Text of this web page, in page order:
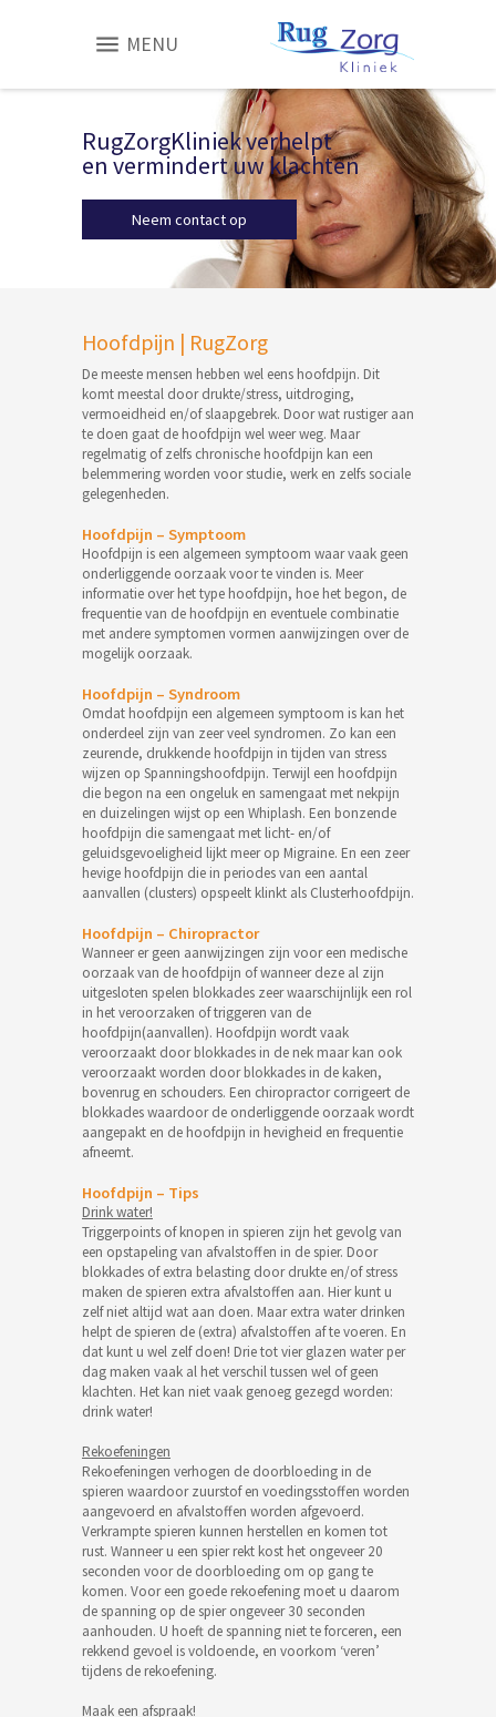
MENU
RugZorgKliniek verhelpt
en vermindert uw klachten
Neem contact op
Hoofdpijn | RugZorg
De meeste mensen hebben wel eens hoofdpijn. Dit
komt meestal door drukte/stress, uitdroging,
vermoeidheid en/of slaapgebrek. Door wat rustiger aan
te doen gaat de hoofdpijn wel weer weg. Maar
regelmatig of zelfs chronische hoofdpijn kan een
belemmering worden voor studie, werk en zelfs sociale
gelegenheden.
Hoofdpijn – Symptoom
Hoofdpijn is een algemeen symptoom waar vaak geen
onderliggende oorzaak voor te vinden is. Meer
informatie over het type hoofdpijn, hoe het begon, de
frequentie van de hoofdpijn en eventuele combinatie
met andere symptomen vormen aanwijzingen over de
mogelijk oorzaak.
Hoofdpijn – Syndroom
Omdat hoofdpijn een algemeen symptoom is kan het
onderdeel zijn van zeer veel syndromen. Zo kan een
zeurende, drukkende hoofdpijn in tijden van stress
wijzen op Spanningshoofdpijn. Terwijl een hoofdpijn
die begon na een ongeluk en samengaat met nekpijn
en duizelingen wijst op een Whiplash. Een bonzende
hoofdpijn die samengaat met licht- en/of
geluidsgevoeligheid lijkt meer op Migraine. En een zeer
hevige hoofdpijn die in periodes van een aantal
aanvallen (clusters) opspeelt klinkt als Clusterhoofdpijn.
Hoofdpijn – Chiropractor
Wanneer er geen aanwijzingen zijn voor een medische
oorzaak van de hoofdpijn of wanneer deze al zijn
uitgesloten spelen blokkades zeer waarschijnlijk een rol
in het veroorzaken of triggeren van de
hoofdpijn(aanvallen). Hoofdpijn wordt vaak
veroorzaakt door blokkades in de nek maar kan ook
veroorzaakt worden door blokkades in de kaken,
bovenrug en schouders. Een chiropractor corrigeert de
blokkades waardoor de onderliggende oorzaak wordt
aangepakt en de hoofdpijn in hevigheid en frequentie
afneemt.
Hoofdpijn – Tips
Drink water!
Triggerpoints of knopen in spieren zijn het gevolg van
een opstapeling van afvalstoffen in de spier. Door
blokkades of extra belasting door drukte en/of stress
maken de spieren extra afvalstoffen aan. Hier kunt u
zelf niet altijd wat aan doen. Maar extra water drinken
helpt de spieren de (extra) afvalstoffen af te voeren. En
dat kunt u wel zelf doen! Drie tot vier glazen water per
dag maken vaak al het verschil tussen wel of geen
klachten. Het kan niet vaak genoeg gezegd worden:
drink water!
Rekoefeningen
Rekoefeningen verhogen de doorbloeding in de
spieren waardoor zuurstof en voedingsstoffen worden
aangevoerd en afvalstoffen worden afgevoerd.
Verkrampte spieren kunnen herstellen en komen tot
rust. Wanneer u een spier rekt kost het ongeveer 20
seconden voor de doorbloeding om op gang te
komen. Voor een goede rekoefening moet u daarom
de spanning op de spier ongeveer 30 seconden
aanhouden. U hoeft de spanning niet te forceren, een
rekkend gevoel is voldoende, en voorkom ‘veren’
tijdens de rekoefening.
Maak een afspraak!